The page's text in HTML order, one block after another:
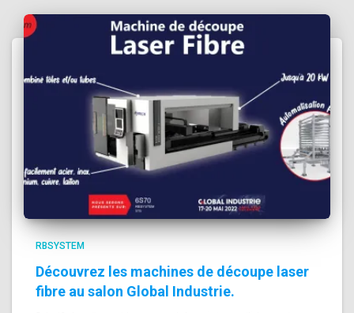
RBSYSTEM
Découvrez les machines de découpe laser
fibre au salon Global Industrie.